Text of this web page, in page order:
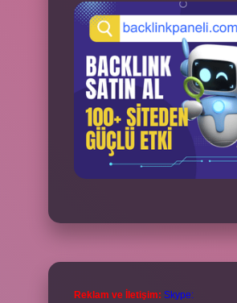
Reklam ve İletişim: Skype: